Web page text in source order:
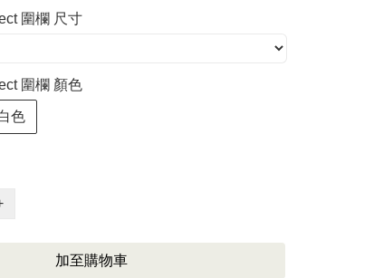
圍欄 尺寸
圍欄 顏色
色
加至購物車